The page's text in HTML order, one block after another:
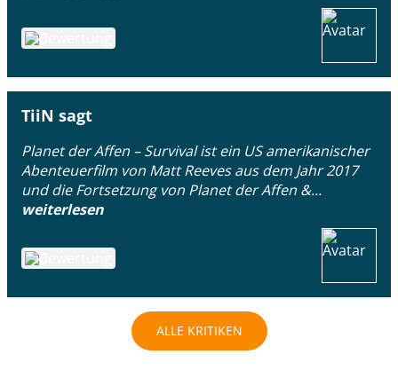
TiiN sagt
Planet der Affen – Survival ist ein US amerikanischer
Abenteuerfilm von Matt Reeves aus dem Jahr 2017
und die Fortsetzung von Planet der Affen &...
weiterlesen
ALLE KRITIKEN